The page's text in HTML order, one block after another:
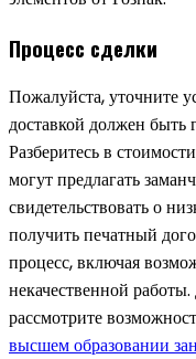
Процесс сделки
Пожалуйста, уточните
доставкой должен быть
Разберитесь в
могут предлагать
свидетельствовать о
получить печатный
процесс, включая
некачественной
рассмотрите
высшем образовании